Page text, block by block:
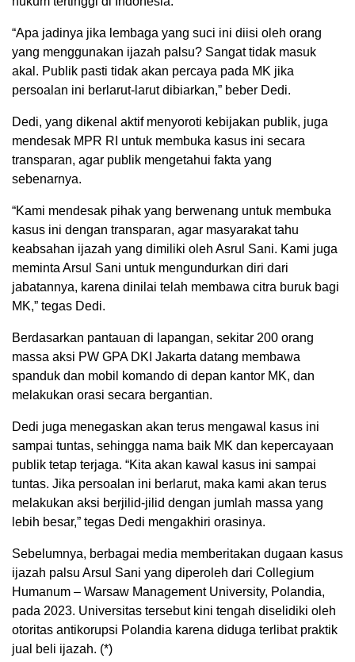
“Apa jadinya jika lembaga yang suci ini diisi oleh orang
yang menggunakan ijazah palsu? Sangat tidak masuk
akal. Publik pasti tidak akan percaya pada MK jika
persoalan ini berlarut-larut dibiarkan,” beber Dedi.
Dedi, yang dikenal aktif menyoroti kebijakan publik, juga
mendesak MPR RI untuk membuka kasus ini secara
transparan, agar publik mengetahui fakta yang
sebenarnya.
“Kami mendesak pihak yang berwenang untuk membuka
kasus ini dengan transparan, agar masyarakat tahu
keabsahan ijazah yang dimiliki oleh Asrul Sani. Kami juga
meminta Arsul Sani untuk mengundurkan diri dari
jabatannya, karena dinilai telah membawa citra buruk bagi
MK,” tegas Dedi.
Berdasarkan pantauan di lapangan, sekitar 200 orang
massa aksi PW GPA DKI Jakarta datang membawa
spanduk dan mobil komando di depan kantor MK, dan
melakukan orasi secara bergantian.
Dedi juga menegaskan akan terus mengawal kasus ini
sampai tuntas, sehingga nama baik MK dan kepercayaan
publik tetap terjaga. “Kita akan kawal kasus ini sampai
tuntas. Jika persoalan ini berlarut, maka kami akan terus
melakukan aksi berjilid-jilid dengan jumlah massa yang
lebih besar,” tegas Dedi mengakhiri orasinya.
Sebelumnya, berbagai media memberitakan dugaan kasus
ijazah palsu Arsul Sani yang diperoleh dari Collegium
Humanum – Warsaw Management University, Polandia,
pada 2023. Universitas tersebut kini tengah diselidiki oleh
otoritas antikorupsi Polandia karena diduga terlibat praktik
jual beli ijazah. (*)